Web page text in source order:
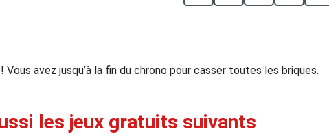
avez jusqu’à la fin du chrono pour casser toutes les briques.
les jeux gratuits suivants